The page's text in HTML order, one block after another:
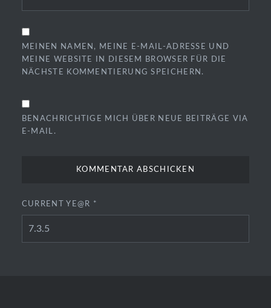
MEINEN NAMEN, MEINE E-MAIL-ADRESSE UND
MEINE WEBSITE IN DIESEM BROWSER FÜR DIE
NÄCHSTE KOMMENTIERUNG SPEICHERN.
BENACHRICHTIGE MICH ÜBER NEUE BEITRÄGE VIA
E-MAIL.
CURRENT YE@R *